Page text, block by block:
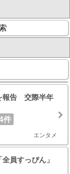
報告 交際半年
件
エンタメ
員すっぴん」